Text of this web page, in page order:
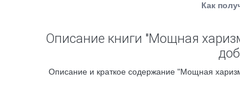
Как
Описание книги "Мощная
Описание и краткое содержание "Мощная